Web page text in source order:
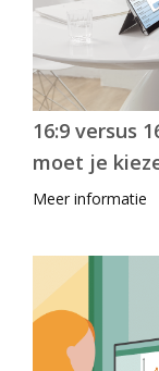
16:9 versus
moet je
Meer informatie